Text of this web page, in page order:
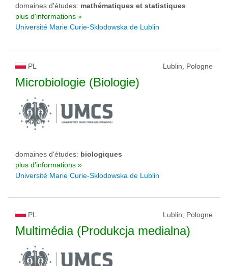
domaines d'études: mathématiques et statistiques
plus d'informations »
Université Marie Curie-Skłodowska de Lublin
PL Lublin, Pologne
Microbiologie (Biologie)
domaines d'études: biologiques
plus d'informations »
Université Marie Curie-Skłodowska de Lublin
PL Lublin, Pologne
Multimédia (Produkcja medialna)